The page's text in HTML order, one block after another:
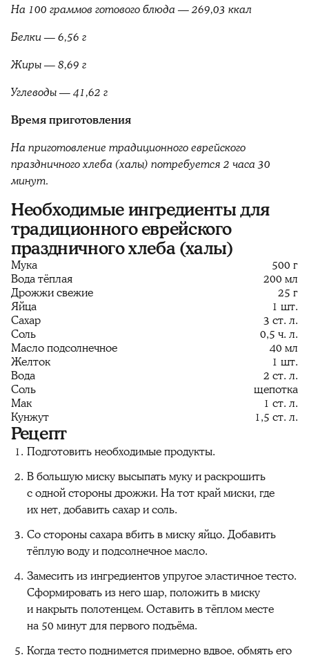
На 100 граммов готового блюда — 269,03 ккал
Белки — 6,56 г
Жиры — 8,69 г
Углеводы — 41,62 г
Время приготовления
На приготовление традиционного еврейского
праздничного хлеба (халы) потребуется 2 часа 30
минут.
Необходимые ингредиенты для
традиционного еврейского
праздничного хлеба (халы)
Мука
500 г
Вода тёплая
200 мл
Дрожжи свежие
25 г
Яйца
1 шт.
Сахар
3 ст. л.
Соль
0,5 ч. л.
Масло подсолнечное
40 мл
Желток
1 шт.
Вода
2 ст. л.
Соль
щепотка
Мак
1 ст. л.
Кунжут
1,5 ст. л.
Рецепт
Подготовить необходимые продукты.
В большую миску высыпать муку и раскрошить
с одной стороны дрожжи. На тот край миски, где
их нет, добавить сахар и соль.
Со стороны сахара вбить в миску яйцо. Добавить
тёплую воду и подсолнечное масло.
Замесить из ингредиентов упругое эластичное тесто.
Сформировать из него шар, положить в миску
и накрыть полотенцем. Оставить в тёплом месте
на 50 минут для первого подъёма.
Когда тесто поднимется примерно вдвое, обмять его